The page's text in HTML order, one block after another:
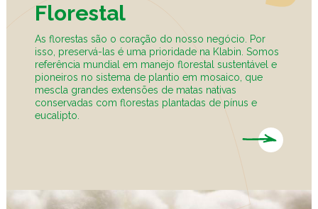
Florestal
As florestas são o coração do nosso negócio. Por
isso, preservá-las é uma prioridade na Klabin. Somos
referência mundial em manejo florestal sustentável e
pioneiros no sistema de plantio em mosaico, que
mescla grandes extensões de matas nativas
conservadas com florestas plantadas de pínus e
eucalipto.